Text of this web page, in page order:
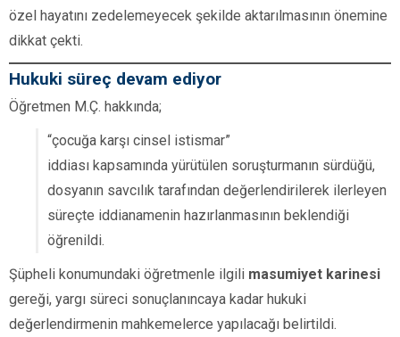
özel hayatını zedelemeyecek şekilde aktarılmasının önemine
dikkat çekti.
Hukuki süreç devam ediyor
Öğretmen M.Ç. hakkında;
“çocuğa karşı cinsel istismar”
iddiası kapsamında yürütülen soruşturmanın sürdüğü,
dosyanın savcılık tarafından değerlendirilerek ilerleyen
süreçte iddianamenin hazırlanmasının beklendiği
öğrenildi.
Şüpheli konumundaki öğretmenle ilgili masumiyet karinesi
gereği, yargı süreci sonuçlanıncaya kadar hukuki
değerlendirmenin mahkemelerce yapılacağı belirtildi.